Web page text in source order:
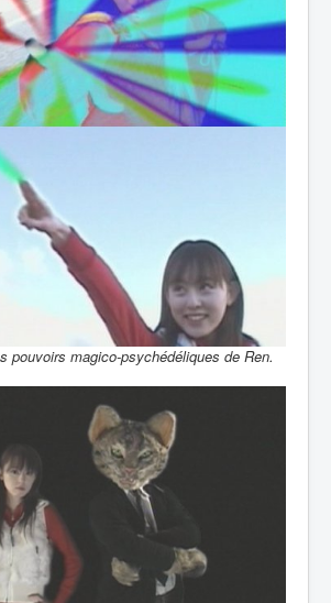
pouvoirs magico-psychédéliques de Ren.